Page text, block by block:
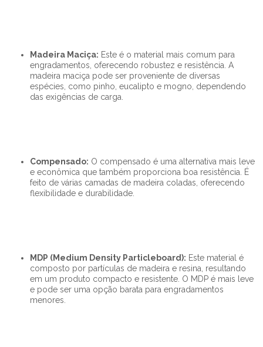
Madeira Maciça: Este é o material mais comum para
engradamentos, oferecendo robustez e resistência. A
madeira maciça pode ser proveniente de diversas
espécies, como pinho, eucalipto e mogno, dependendo
das exigências de carga.
Compensado: O compensado é uma alternativa mais leve
e econômica que também proporciona boa resistência. É
feito de várias camadas de madeira coladas, oferecendo
flexibilidade e durabilidade.
MDP (Medium Density Particleboard): Este material é
composto por partículas de madeira e resina, resultando
em um produto compacto e resistente. O MDP é mais leve
e pode ser uma opção barata para engradamentos
menores.